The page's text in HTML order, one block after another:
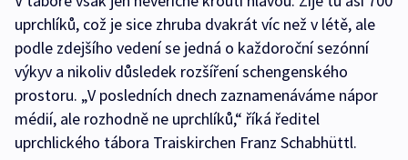
uprchlíků, což je sice zhruba dvakrát víc než v létě, ale
podle zdejšího vedení se jedná o každoroční sezónní
výkyv a nikoliv důsledek rozšíření schengenského
prostoru. „V posledních dnech zaznamenáváme nápor
médií, ale rozhodně ne uprchlíků,“ říká ředitel
uprchlického tábora Traiskirchen Franz Schabhüttl.